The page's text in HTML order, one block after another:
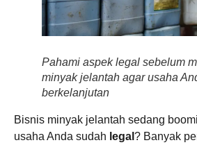
Pahami aspek legal sebelum
minyak jelantah agar usaha
berkelanjutan
Bisnis minyak jelantah sedang
usaha Anda sudah legal ? Banyak